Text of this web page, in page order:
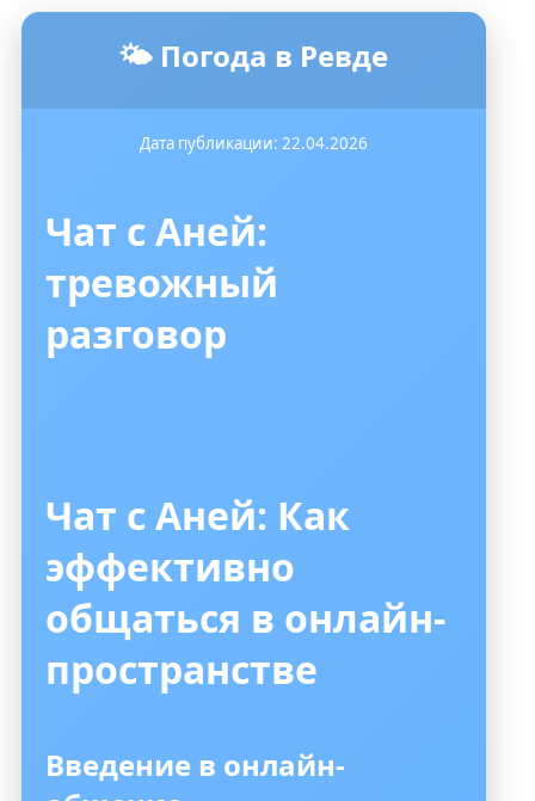
🌤️ Погода в Ревде
Дата публикации: 22.04.2026
Чат с Аней:
тревожный
разговор
Чат с Аней: Как
эффективно
общаться в онлайн-
пространстве
Введение в онлайн-